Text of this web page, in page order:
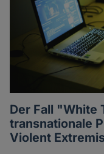
Der Fall "White
transnationale
Violent